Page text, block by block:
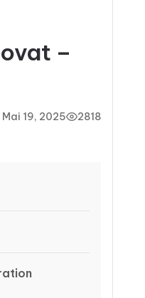
–
Mai 19, 2025 2818